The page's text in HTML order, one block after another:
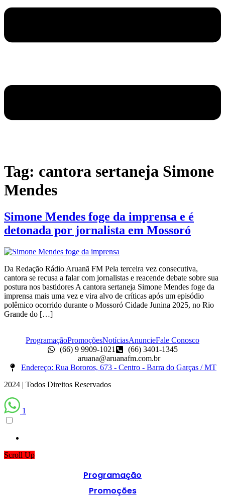
Tag: cantora sertaneja Simone
Mendes
Simone Mendes foge da imprensa e é
detonada por jornalista em Mossoró
Da Redação Rádio Aruanã FM Pela terceira vez consecutiva,
cantora se recusa a falar com jornalistas e reacende debate sobre sua
postura nos bastidores A cantora sertaneja Simone Mendes foge da
imprensa mais uma vez e vira alvo de críticas após um episódio
polêmico ocorrido durante o Mossoró Cidade Junina 2025, no Rio
Grande do […]
ProgramaçãoPromoçõesNotíciasAnuncieFale Conosco
(66) 9 9909-1021
(66) 3401-1345
aruana@aruanafm.com.br
Endereço: Rua Bororos, 673 - Centro - Barra do Garças / MT
2024 | Todos Direitos Reservados
1
Scroll Up
Programação
Promoções